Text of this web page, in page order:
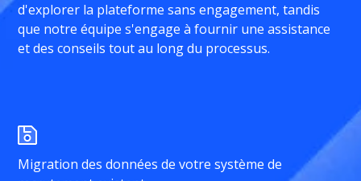
d'explorer la plateforme sans engagement, tandis
que notre équipe s'engage à fournir une assistance
et des conseils tout au long du processus.
Migration des données de votre système de